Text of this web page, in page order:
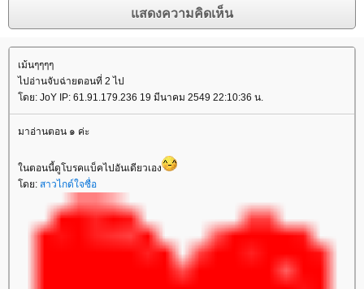
เม้นๆๆๆๆ
ไปอ่านจับฉ่ายตอนที่ 2 ไป
ดย: JoY IP: 61.91.179.236 19 มีนาคม 2549 22:10:36 น.
มาอ่านตอน ๑ ค่ะ
นตอนนี้ดูโบรคแบ็คไปอันเดียวเอง
ดย: สาวไกด์ใจซื่อ